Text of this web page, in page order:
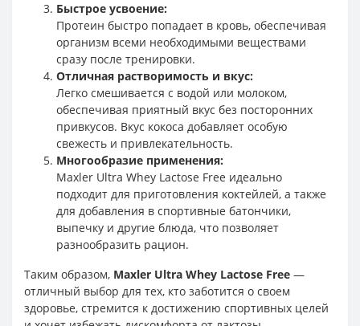
Быстрое усвоение:
Протеин быстро попадает в кровь, обеспечивая
организм всеми необходимыми веществами
сразу после тренировки.
Отличная растворимость и вкус:
Легко смешивается с водой или молоком,
обеспечивая приятный вкус без посторонних
привкусов. Вкус кокоса добавляет особую
свежесть и привлекательность.
Многообразие применения:
Maxler Ultra Whey Lactose Free идеально
подходит для приготовления коктейлей, а также
для добавления в спортивные батончики,
выпечку и другие блюда, что позволяет
разнообразить рацион.
Таким образом, Maxler Ultra Whey Lactose Free —
отличный выбор для тех, кто заботится о своем
здоровье, стремится к достижению спортивных целей